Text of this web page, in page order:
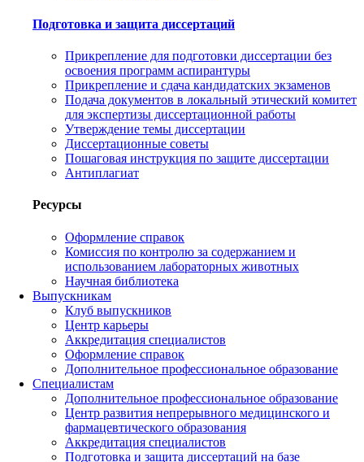
Подготовка и защита диссертаций
Прикрепление для подготовки диссертации без
освоения программ аспирантуры
Прикрепление и сдача кандидатских экзаменов
Подача документов в локальный этический комитет
для экспертизы диссертационной работы
Утверждение темы диссертации
Диссертационные советы
Пошаговая инструкция по защите диссертации
Антиплагиат
Ресурсы
Оформление справок
Комиссия по контролю за содержанием и
использованием лабораторных животных
Научная библиотека
Выпускникам
Клуб выпускников
Центр карьеры
Аккредитация специалистов
Оформление справок
Дополнительное профессиональное образование
Специалистам
Дополнительное профессиональное образование
Центр развития непрерывного медицинского и
фармацевтического образования
Аккредитация специалистов
Подготовка и защита диссертаций на базе